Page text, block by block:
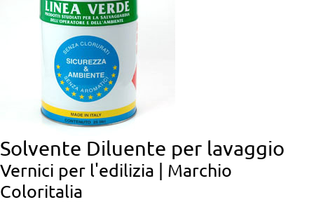
Solvente Diluente per lavaggio
Vernici per l'edilizia | Marchio
Coloritalia